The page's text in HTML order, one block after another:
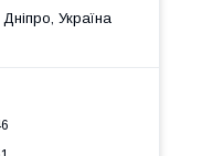
Україна